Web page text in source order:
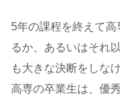
5年の課程を終えて
るか、あるいはそれ
も大きな決断をしな
高専の卒業生は、優